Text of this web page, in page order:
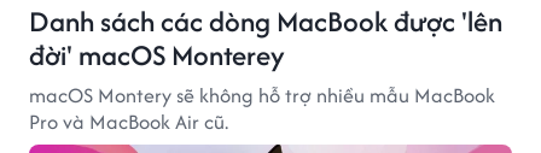
Danh sách các dòng MacBook được 'lên
đời' macOS Monterey
macOS Montery sẽ không hỗ trợ nhiều mẫu MacBook
Pro và MacBook Air cũ.